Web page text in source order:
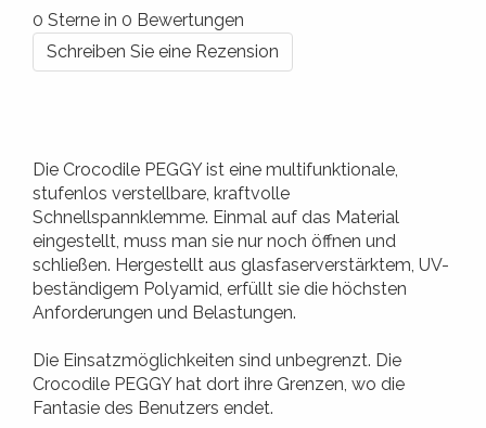
0 Sterne in 0 Bewertungen
Schreiben Sie eine Rezension
Die Crocodile PEGGY ist eine multifunktionale,
stufenlos verstellbare, kraftvolle
Schnellspannklemme. Einmal auf das Material
eingestellt, muss man sie nur noch öffnen und
schließen. Hergestellt aus glasfaserverstärktem, UV-
beständigem Polyamid, erfüllt sie die höchsten
Anforderungen und Belastungen.
Die Einsatzmöglichkeiten sind unbegrenzt. Die
Crocodile PEGGY hat dort ihre Grenzen, wo die
Fantasie des Benutzers endet.